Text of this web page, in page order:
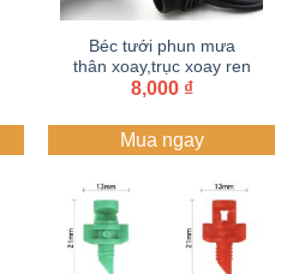
Béc tưới phun mưa
thân xoay,trục xoay ren
ngoài 21 | Béc cánh
8,000 ₫
Mua ngay